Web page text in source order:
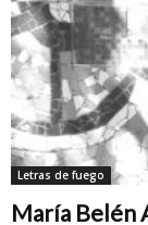
Letras de fuego
María Belén